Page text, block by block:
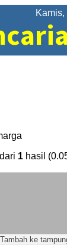
Bina
dari 1 hasil